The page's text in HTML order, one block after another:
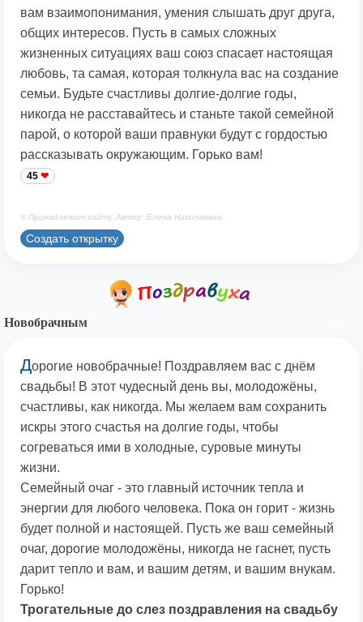
вам взаимопонимания, умения слышать друг друга,
общих интересов. Пусть в самых сложных
жизненных ситуациях ваш союз спасает настоящая
любовь, та самая, которая толкнула вас на создание
семьи. Будьте счастливы долгие-долгие годы,
никогда не расставайтесь и станьте такой семейной
парой, о которой ваши правнуки будут с гордостью
рассказывать окружающим. Горько вам!
45
© Принадлежит сайту. Автор: Елена Николаевна
Создать открытку
Новобрачным
Дорогие новобрачные! Поздравляем вас с днём
свадьбы! В этот чудесный день вы, молодожёны,
счастливы, как никогда. Мы желаем вам сохранить
искры этого счастья на долгие годы, чтобы
согреваться ими в холодные, суровые минуты
жизни.
Семейный очаг - это главный источник тепла и
энергии для любого человека. Пока он горит - жизнь
будет полной и настоящей. Пусть же ваш семейный
очаг, дорогие молодожёны, никогда не гаснет, пусть
дарит тепло и вам, и вашим детям, и вашим внукам.
Горько!
Трогательные до слез поздравления на свадьбу